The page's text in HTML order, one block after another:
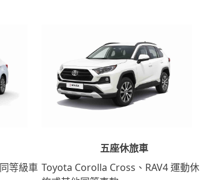
等級車
五座休旅車
Toyota Corolla Cross、RAV4 運動休